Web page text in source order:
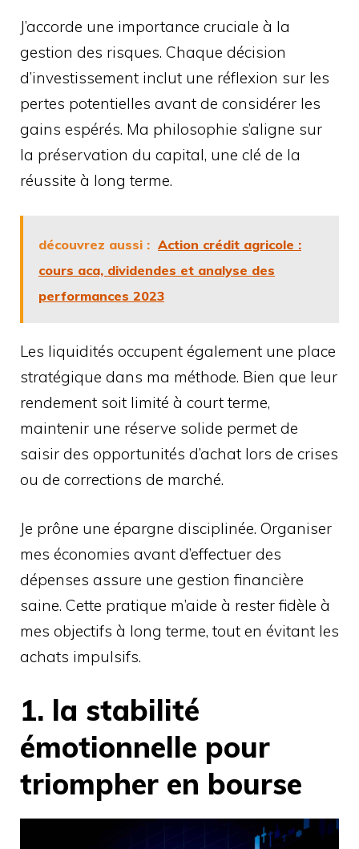
J’accorde une importance cruciale à la
gestion des risques. Chaque décision
d’investissement inclut une réflexion sur les
pertes potentielles avant de considérer les
gains espérés. Ma philosophie s’aligne sur
la préservation du capital, une clé de la
réussite à long terme.
découvrez aussi : Action crédit agricole :
cours aca, dividendes et analyse des
performances 2023
Les liquidités occupent également une place
stratégique dans ma méthode. Bien que leur
rendement soit limité à court terme,
maintenir une réserve solide permet de
saisir des opportunités d’achat lors de crises
ou de corrections de marché.
Je prône une épargne disciplinée. Organiser
mes économies avant d’effectuer des
dépenses assure une gestion financière
saine. Cette pratique m’aide à rester fidèle à
mes objectifs à long terme, tout en évitant les
achats impulsifs.
1. la stabilité
émotionnelle pour
triompher en bourse